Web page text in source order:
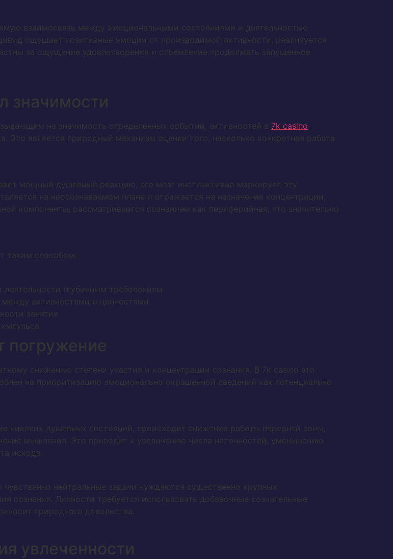
взаимосвязь между эмоциональными состояниями и деятельностью
ощущает позитивные эмоции от производимой активности, реализуется
за ощущение удовлетворения и стремление продолжать запущенное
значимости
на значимость определенных событий, активностей в 7k casino
Это является природный механизм оценки того, насколько конкретная работа
мощный душевный реакцию, его мозг инстинктивно маркирует эту
на неосознаваемом плане и отражается на назначение концентрации,
компоненты, рассматривается сознанием как периферийная, что значительно
таким способом:
глубинным требованиям
активностями и ценностями
занятия
погружение
снижению степени участия и концентрации сознания. В 7k casino это
на приоритизацию эмоционально окрашенной сведений как потенциально
никаких душевных состояний, происходит снижение работы передней зоны,
мышления. Это приводит к увеличению числа неточностей, уменьшению
исхода.
нейтральные задачи нуждаются существенно крупных
сознания. Личности требуется использовать добавочные сознательные
природного довольства.
увлеченности